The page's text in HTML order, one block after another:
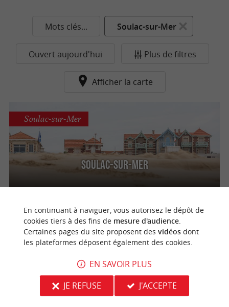
Mots clés... Soulac-sur-Mer
Ouvert aujourd'hui Plus de filtres
Afficher la carte
Soulac-sur-Mer
Soulac-sur-Mer
n
o
t
r
e
c
o
u
p
d
e
c
o
e
u
r
En continuant à naviguer, vous autorisez le dépôt de
cookies tiers à des fins de mesure d'audience.
Certaines pages du site proposent des vidéosdont
les plateformes déposent également des cookies.
EN SAVOIR PLUS
JE REFUSE
J'ACCEPTE